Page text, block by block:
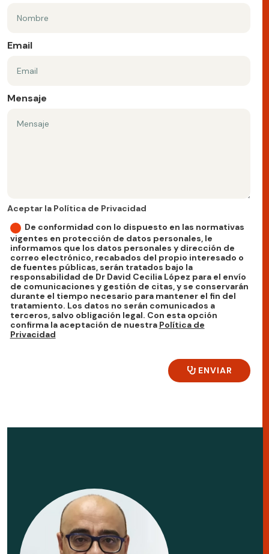
Email
Mensaje
Aceptar la Política de Privacidad
Aceptar la Política de Privacidad
De conformidad con lo dispuesto en las normativas
vigentes en protección de datos personales, le
informamos que los datos personales y dirección de
correo electrónico, recabados del propio interesado o
de fuentes públicas, serán tratados bajo la
responsabilidad de Dr David Cecilia López para el envío
de comunicaciones y gestión de citas, y se conservarán
durante el tiempo necesario para mantener el fin del
tratamiento. Los datos no serán comunicados a
terceros, salvo obligación legal. Con esta opción
confirma la aceptación de nuestra Política de
Privacidad
ENVIAR